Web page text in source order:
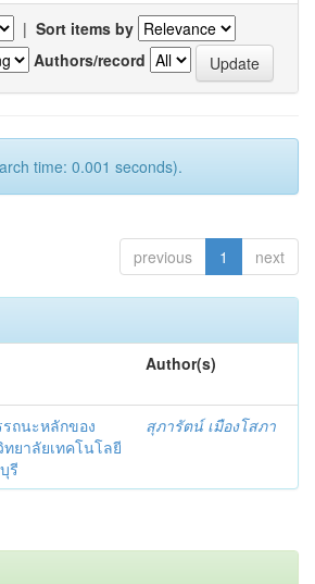
| Sort items by
Authors/record
time: 0.001 seconds).
previous 1 next
Author(s)
ถนะหลักของ
ยาลัยเทคโนโลยี
รี
สุภารัตน์ เมืองโสภา